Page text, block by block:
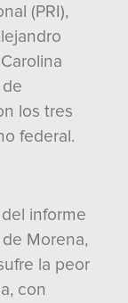
(PRI),
los tres
federal.
informe
Morena,
la peor
con